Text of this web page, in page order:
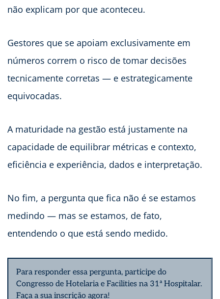
não explicam por que aconteceu.
Gestores que se apoiam exclusivamente em
números correm o risco de tomar decisões
tecnicamente corretas — e estrategicamente
equivocadas.
A maturidade na gestão está justamente na
capacidade de equilibrar métricas e contexto,
eficiência e experiência, dados e interpretação.
No fim, a pergunta que fica não é se estamos
medindo — mas se estamos, de fato,
entendendo o que está sendo medido.
Para responder essa pergunta, participe do
Congresso de Hotelaria e Facilities na 31ª Hospitalar.
Faça a sua inscrição agora!